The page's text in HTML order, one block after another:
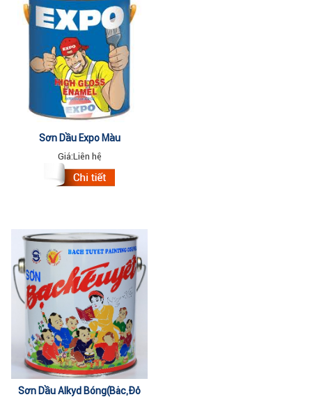
Sơn Dầu Expo Màu
555,650,640,680,910,940,999
3Lit
Giá:Liên hệ
Sơn Dầu Alkyd Bóng(Bạc,Đỏ